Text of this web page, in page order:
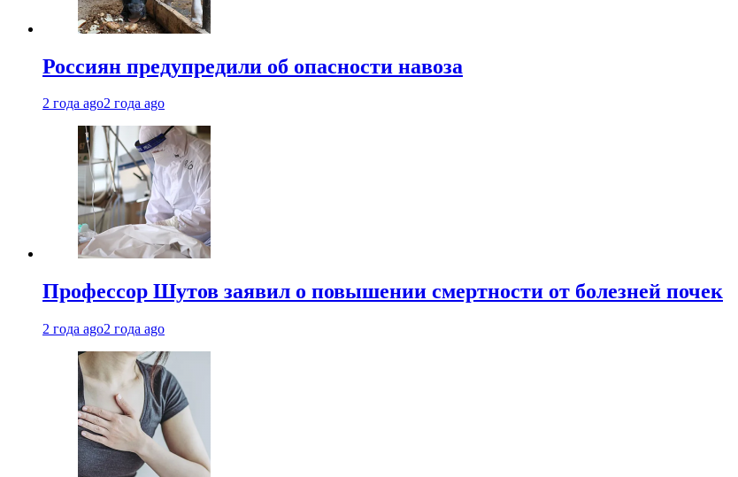
Россиян предупредили об опасности навоза
2 года ago2 года ago
Профессор Шутов заявил о повышении смертности от болезней почек
2 года ago2 года ago